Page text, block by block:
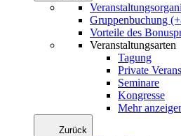
Gruppenbuchung
Vorteile des
Veranstaltungsarten
Tagung
Private
Seminare
Kongresse
Mehr
Zurück